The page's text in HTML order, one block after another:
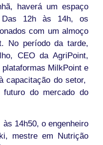
haverá um espaço
Das 12h às 14h, os
com um almoço
No período da tarde,
CEO da AgriPoint,
MilkPoint e
capacitação do setor,
futuro do mercado do
14h50, o engenheiro
mestre em Nutrição